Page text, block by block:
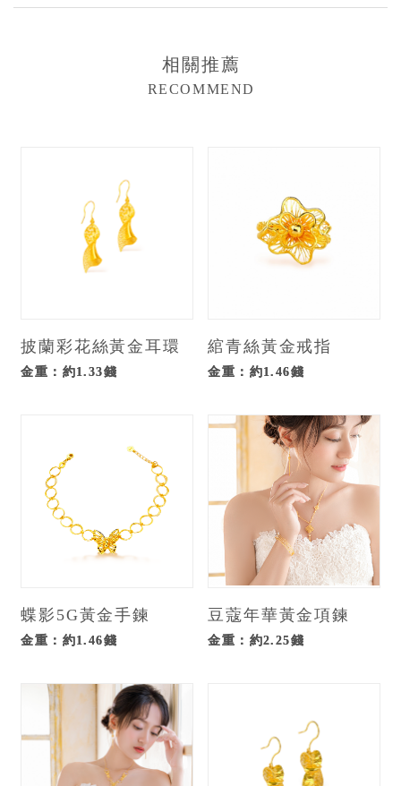
相關推薦
RECOMMEND
披蘭彩花絲黃金耳環
金重：約1.33錢
綰青絲黃金戒指
金重：約1.46錢
蝶影5G黃金手鍊
金重：約1.46錢
豆蔻年華黃金項鍊
金重：約2.25錢